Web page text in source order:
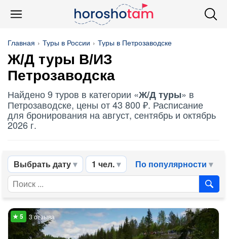
Главная Туры в России Туры в Петрозаводске
Ж/Д туры В/ИЗ
Петрозаводска
Найдено 9 туров в категории «Ж/Д туры» в
Петрозаводске, цены от 43 800 ₽. Расписание
для бронирования на август, сентябрь и октябрь
2026 г.
Выбрать дату 1 чел. По популярности
3 отзыва